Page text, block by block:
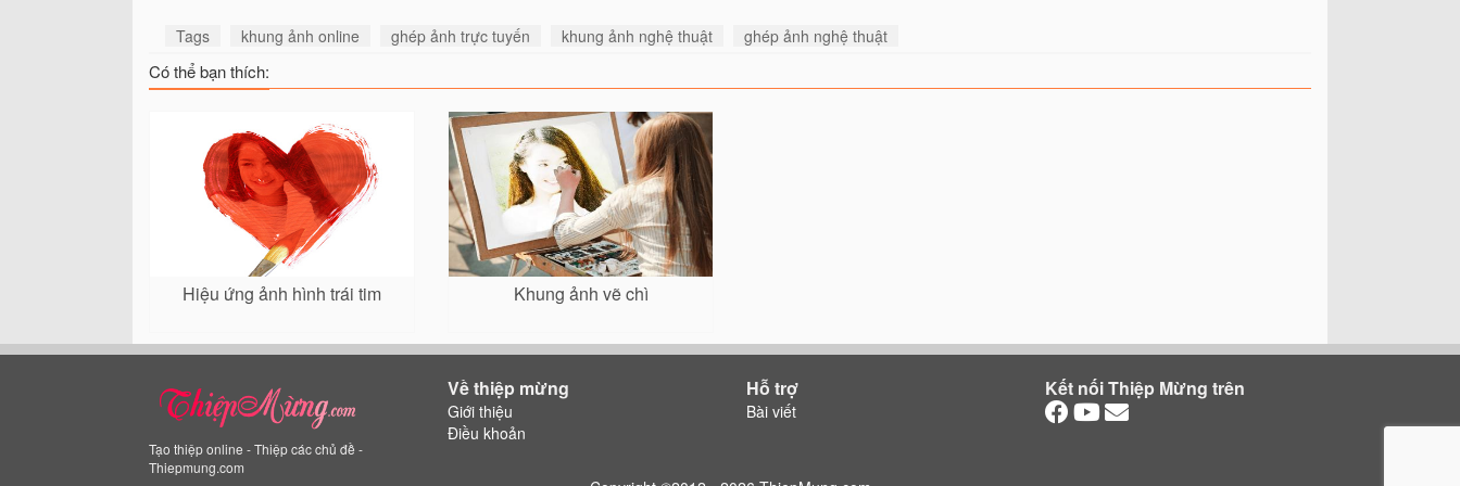
Tags khung ảnh online ghép ảnh trực tuyến khung ảnh nghệ thuật ghép ảnh nghệ thuật
Có thể bạn thích:
Hiệu ứng ảnh hình trái tim Khung ảnh vẽ chì
Tạo thiệp online - Thiệp các chủ đề -
Thiepmung.com
Về thiệp mừng
Giới thiệu
Điều khoản
Hỗ trợ
Bài viết
Kết nối Thiệp Mừng trên